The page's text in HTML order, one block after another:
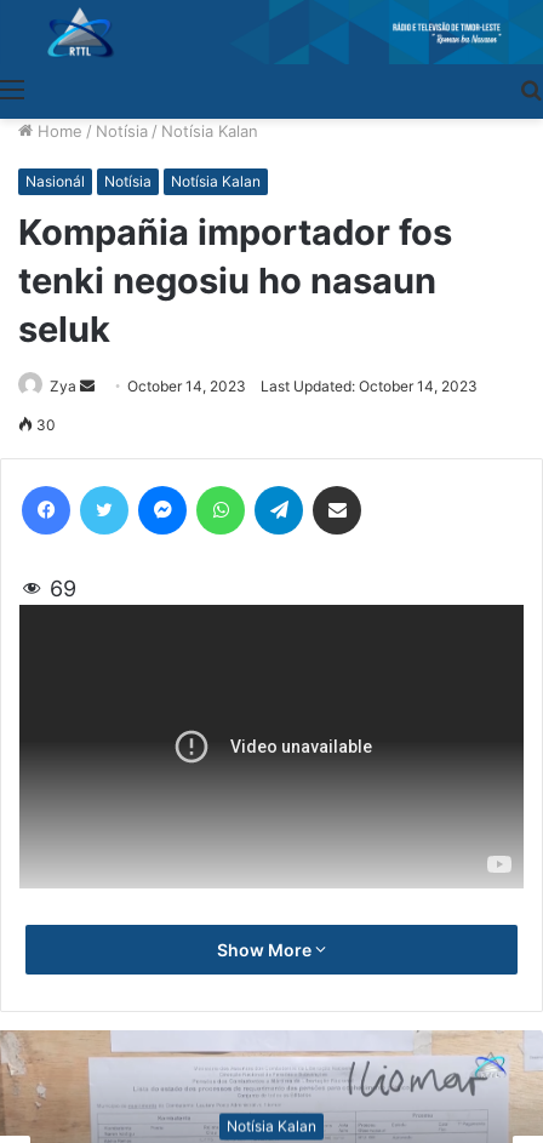
Home / Notísia / Notísia Kalan
Nasionál Notísia Notísia Kalan
Kompañia importador fos
tenki negosiu ho nasaun
seluk
Zya
SendOctober 14, 2023 Last Updated: October 14, 2023
30
69
Show More
Notísia Kalan